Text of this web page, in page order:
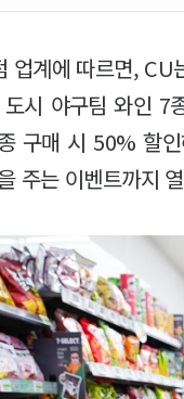
업계에 따르면,
시 야구팀 와인 7
구매 시 50% 할
주는 이벤트까지